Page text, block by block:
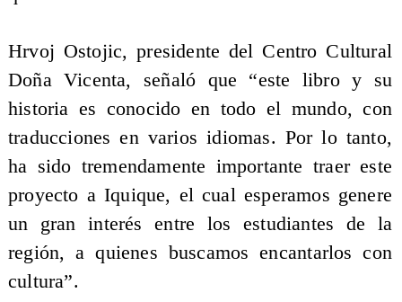
Hrvoj Ostojic, presidente del Centro Cultural
Doña Vicenta, señaló que “este libro y su
historia es conocido en todo el mundo, con
traducciones en varios idiomas. Por lo tanto,
ha sido tremendamente importante traer este
proyecto a Iquique, el cual esperamos genere
un gran interés entre los estudiantes de la
región, a quienes buscamos encantarlos con
cultura”.